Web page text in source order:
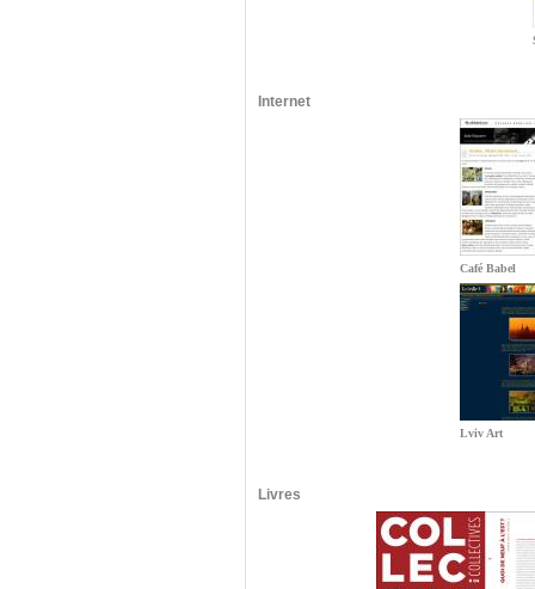
Internet
Café Babel
Lviv Art
Livres